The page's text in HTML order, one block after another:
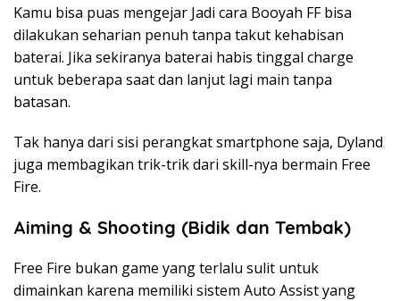
Kamu bisa puas mengejar Jadi cara Booyah FF bisa
dilakukan seharian penuh tanpa takut kehabisan
baterai. Jika sekiranya baterai habis tinggal charge
untuk beberapa saat dan lanjut lagi main tanpa
batasan.
Tak hanya dari sisi perangkat smartphone saja, Dyland
juga membagikan trik-trik dari skill-nya bermain Free
Fire.
Aiming & Shooting (Bidik dan Tembak)
Free Fire bukan game yang terlalu sulit untuk
dimainkan karena memiliki sistem Auto Assist yang